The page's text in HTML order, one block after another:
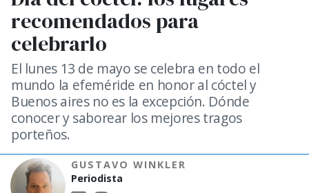
recomendados para
celebrarlo
El lunes 13 de mayo se celebra en todo el
mundo la efeméride en honor al cóctel y
Buenos aires no es la excepción. Dónde
conocer y saborear los mejores tragos
porteños.
GUSTAVO WINKLER
Periodista